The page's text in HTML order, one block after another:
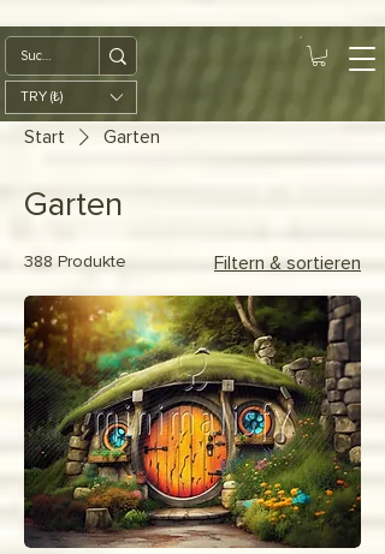
TRY (₺)
Start Garten
Garten
388 Produkte Filtern & sortieren